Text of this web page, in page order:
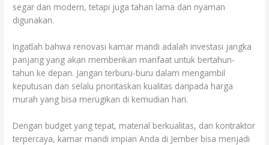
segar dan modern, tetapi juga tahan lama dan nyaman
digunakan.
Ingatlah bahwa renovasi kamar mandi adalah investasi jangka
panjang yang akan memberikan manfaat untuk bertahun-
tahun ke depan. Jangan terburu-buru dalam mengambil
keputusan dan selalu prioritaskan kualitas daripada harga
murah yang bisa merugikan di kemudian hari.
Dengan budget yang tepat, material berkualitas, dan kontraktor
terpercaya, kamar mandi impian Anda di Jember bisa menjadi